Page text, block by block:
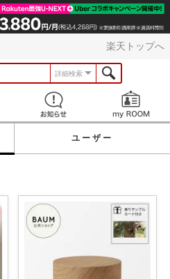
楽天トップへ
詳細検索
見つける お知らせ
ユーザー